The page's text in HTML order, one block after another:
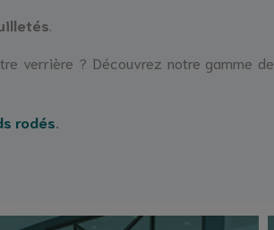
verrière ? Découvrez notre gamme de
rodés